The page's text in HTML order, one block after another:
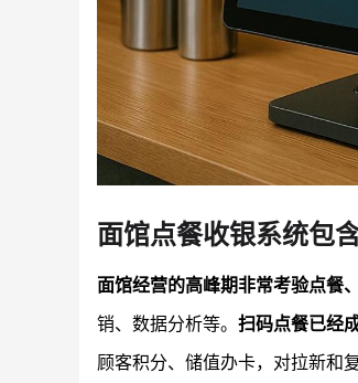
面馆点餐收银系统包
面馆经营的高峰期非常考验点餐
销、数据分析等。 扫码点餐已经
顾客积分、储值办卡，对拉新和